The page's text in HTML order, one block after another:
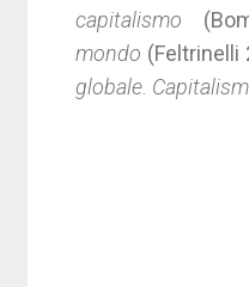
capitalismo
mondo (Feltrinelli
globale.